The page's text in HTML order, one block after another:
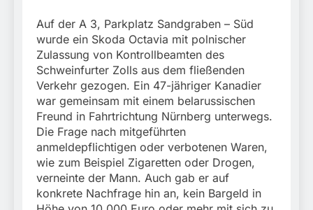
Auf der A 3, Parkplatz Sandgraben – Süd
wurde ein Skoda Octavia mit polnischer
Zulassung von Kontrollbeamten des
Schweinfurter Zolls aus dem fließenden
Verkehr gezogen. Ein 47-jähriger Kanadier
war gemeinsam mit einem belarussischen
Freund in Fahrtrichtung Nürnberg unterwegs.
Die Frage nach mitgeführten
anmeldepflichtigen oder verbotenen Waren,
wie zum Beispiel Zigaretten oder Drogen,
verneinte der Mann. Auch gab er auf
konkrete Nachfrage hin an, kein Bargeld in